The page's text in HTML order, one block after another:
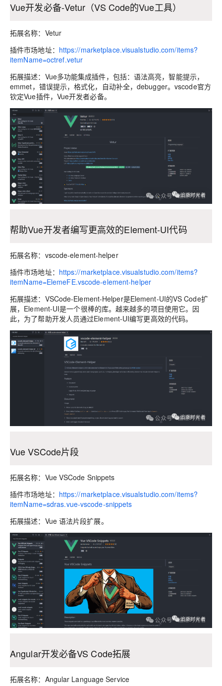
Vue开发必备-Vetur（VS Code的Vue工具）
拓展名称：Vetur
插件市场地址： https://marketplace.visualstudio.com/items?
itemName=octref.vetur
拓展描述：Vue多功能集成插件，包括：语法高亮，智能提示，
emmet，错误提示，格式化，自动补全，debugger。vscode官方
钦定Vue插件，Vue开发者必备。
帮助Vue开发者编写更高效的Element-UI代码
拓展名称：vscode-element-helper
插件市场地址： https://marketplace.visualstudio.com/items?
itemName=ElemeFE.vscode-element-helper
拓展描述：VSCode-Element-Helper是Element-UI的VS Code扩
展，Element-UI是一个很棒的库。越来越多的项目使用它。因
此，为了帮助开发人员通过Element-UI编写更高效的代码。
Vue VSCode片段
拓展名称：Vue VSCode Snippets
插件市场地址： https://marketplace.visualstudio.com/items?
itemName=sdras.vue-vscode-snippets
拓展描述：Vue 语法片段扩展。
Angular开发必备VS Code拓展
拓展名称：Angular Language Service